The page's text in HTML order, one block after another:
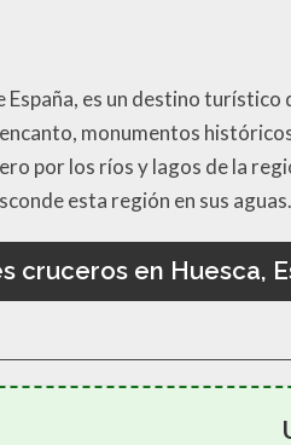
España, es un destino
monumentos
por los ríos y lagos de la
esta región en sus aguas.
cruceros en Huesca,